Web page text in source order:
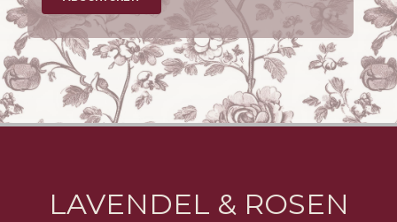
LAVENDEL & ROSEN